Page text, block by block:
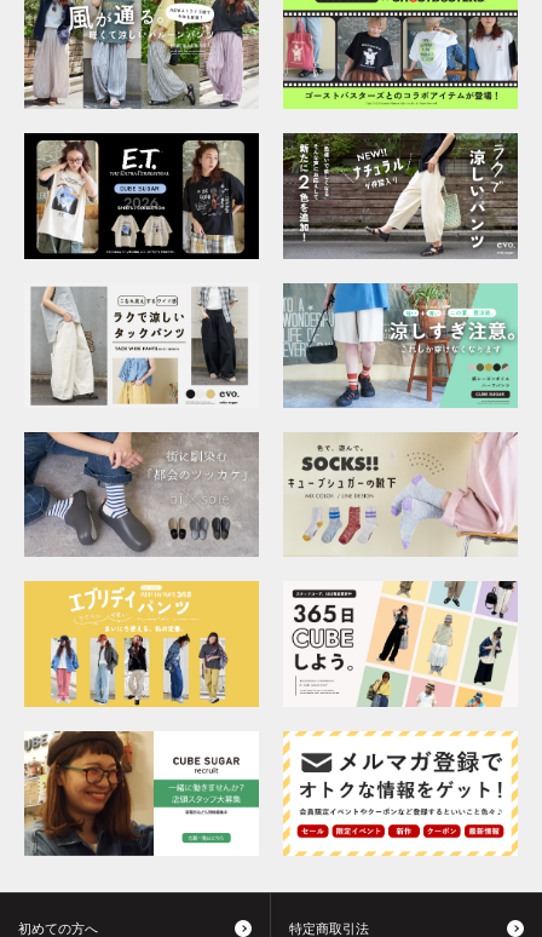
初めての方へ 特定商取引法